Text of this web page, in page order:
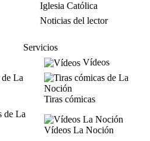
Iglesia Católica
Noticias del lector
Servicios
Vídeos
Tiras cómicas
Vídeos La Noción